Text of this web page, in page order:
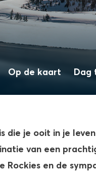
Op de kaart Dag
die je ooit in je
van een
Rockies en de